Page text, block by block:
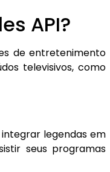
API?
de entretenimento
televisivos, como
legendas em
seus programas